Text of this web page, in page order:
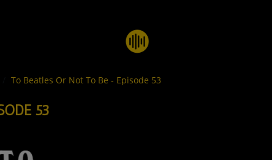
To Beatles Or Not To Be - Episode 53
53